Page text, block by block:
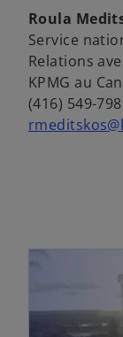
Roula
Service
Relations
KPMG au
(416) 549-